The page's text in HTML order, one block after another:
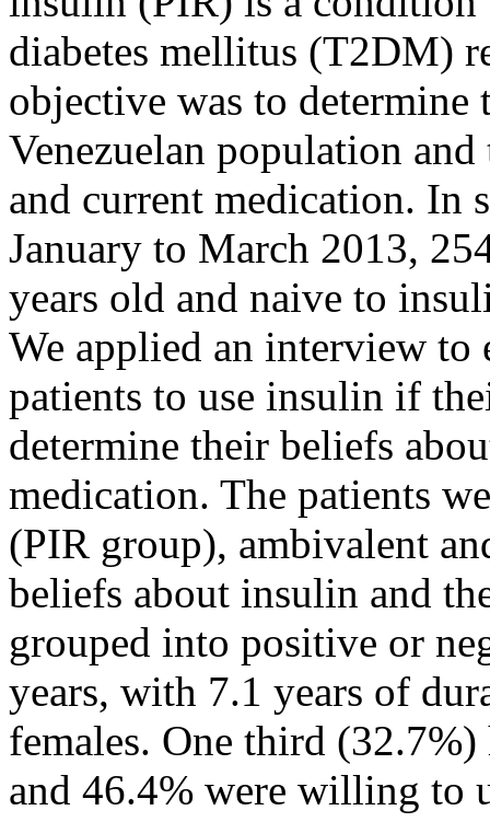
diabetes mellitus (T2DM)
objective was to
Venezuelan population
and current medication. In
January to March 2013,
years old and naive to
We applied an interview to
patients to use insulin if
determine their beliefs
medication. The patients
(PIR group), ambivalent
beliefs about insulin and
grouped into positive or
years, with 7.1 years of
females. One third
and 46.4% were willing to